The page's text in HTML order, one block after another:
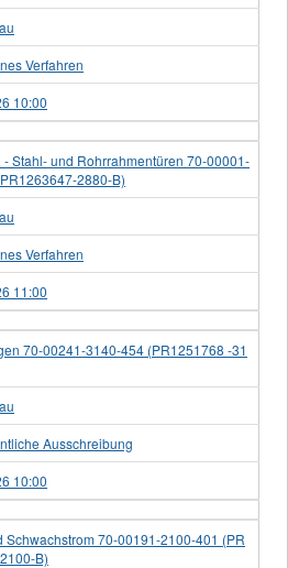
Verfahren
10:00
Stahl- und Rohrrahmentüren 70-00001-
2880-B)
Verfahren
11:00
70-00241-3140-454 (PR1251768 -31
Ausschreibung
10:00
Schwachstrom 70-00191-2100-401 (PR
B)